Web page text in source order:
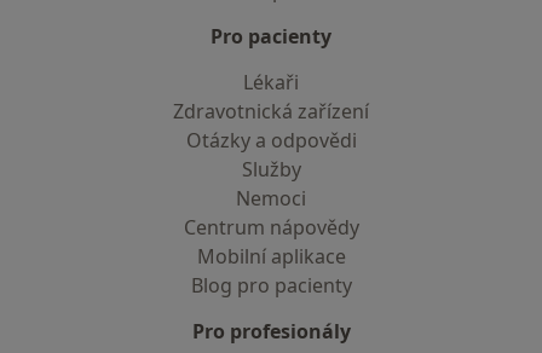
Pro pacienty
Lékaři
Zdravotnická zařízení
Otázky a odpovědi
Služby
Nemoci
Centrum nápovědy
Mobilní aplikace
Blog pro pacienty
Pro profesionály